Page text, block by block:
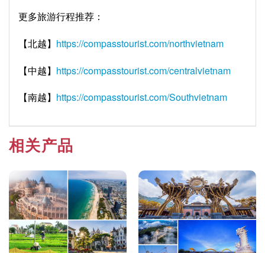
更多旅游行程推荐：
【北越】 https://compasstourist.com/northvietnam
【中越】 https://compasstourist.com/centralvietnam
【南越】 https://compasstourist.com/Southvietnam
相关产品